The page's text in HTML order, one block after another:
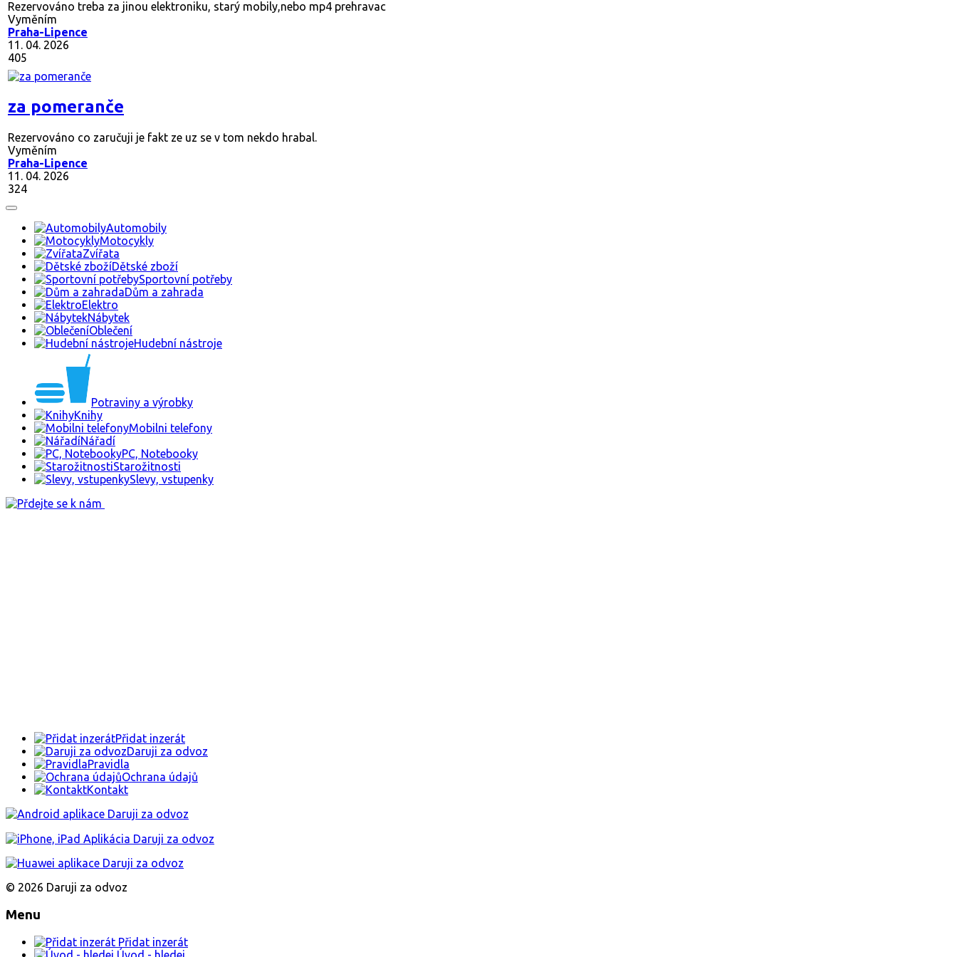
Rezervováno treba za jinou elektroniku, starý mobily,nebo mp4 prehravac
Vyměním
Praha-Lipence
11. 04. 2026
405
za pomeranče
Rezervováno co zaručuji je fakt ze uz se v tom nekdo hrabal.
Vyměním
Praha-Lipence
11. 04. 2026
324
Automobily
Motocykly
Zvířata
Dětské zboží
Sportovní potřeby
Dům a zahrada
Elektro
Nábytek
Oblečení
Hudební nástroje
Potraviny a výrobky
Knihy
Mobilni telefony
Nářadí
PC, Notebooky
Starožitnosti
Slevy, vstupenky
Přidat inzerát
Daruji za odvoz
Pravidla
Ochrana údajů
Kontakt
© 2026 Daruji za odvoz
Menu
Přidat inzerát